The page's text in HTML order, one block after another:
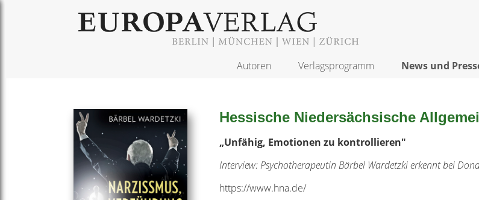
Autoren Verlagsprogramm News und
Hessische Niedersächsische
„Unfähig, Emotionen zu kontrollieren"
Interview: Psychotherapeutin Bärbel Wardetzki erkennt bei
https://www.hna.de/